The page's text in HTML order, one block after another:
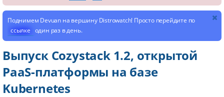
Поднимем Devuan на вершину Distrowatch! Просто перейдите по
ссылке один раз в день.
Выпуск Cozystack 1.2, открытой
PaaS-платформы на базе
Kubernetes